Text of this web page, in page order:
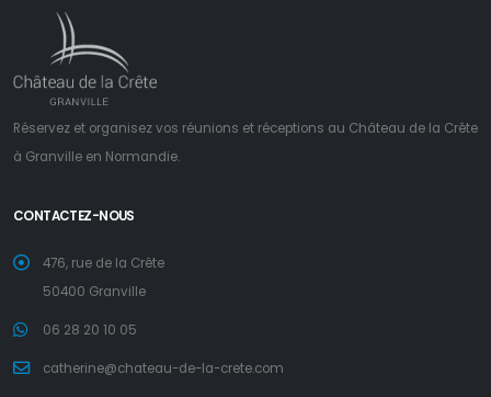
Réservez et organisez vos réunions et réceptions au Château de la Crête
à Granville en Normandie.
CONTACTEZ-NOUS
476, rue de la Crête
50400 Granville
06 28 20 10 05
catherine@chateau-de-la-crete.com